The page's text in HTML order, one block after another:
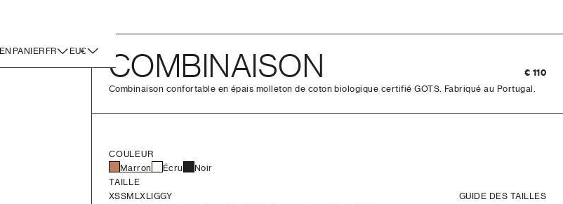
PANIER FR EU€ COMBINAISON € 110
Combinaison confortable en épais molleton de coton biologique certifié GOTS. Fabriqué au Portugal.
COULEUR
Marron
Écru
Noir
TAILLE
XSSM LXLIGGY
GUIDE DES TAILLES